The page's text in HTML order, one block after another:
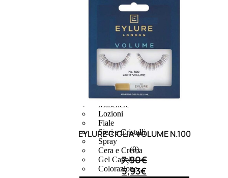
CAPELLI
Shampoo
Balsamo
Mousse
Olii Capelli
Maschere
Lozioni
Fiale
Sieri e Cristalli
Spray
Cera e Crema
Gel Capelli
Colorazione
EYLURE CIGLIA VOLUME N.100
(0)
7,90€
5,93€